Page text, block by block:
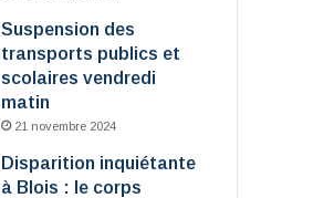
Suspension des
transports publics et
scolaires vendredi
matin
21 novembre 2024
Disparition inquiétante
à Blois : le corps